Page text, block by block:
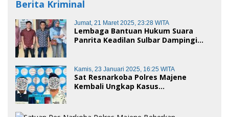
Berita Kriminal
Jumat, 21 Maret 2025, 23:28 WITA
Lembaga Bantuan Hukum Suara
Panrita Keadilan Sulbar Dampingi
Polman
Kamis, 23 Januari 2025, 16:25 WITA
Sat Resnarkoba Polres Majene
Kembali Ungkap Kasus